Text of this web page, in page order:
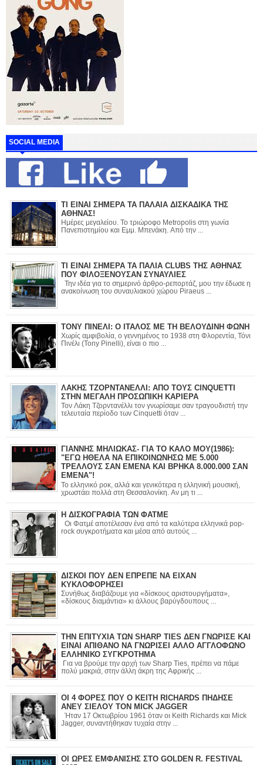
SOCIAL MEDIA
ΤΙ ΕΙΝΑΙ ΣΗΜΕΡΑ ΤΑ ΠΑΛΑΙΑ ΔΙΣΚΑΔΙΚΑ ΤΗΣ
ΑΘΗΝΑΣ!
Ημέρες μεγαλείου. Το τριώροφο Metropolis στη γωνία
Πανεπιστημίου και Εμμ. Μπενάκη. Από την ...
ΤΙ ΕΙΝΑΙ ΣΗΜΕΡΑ ΤΑ ΠΑΛΙΑ CLUBS ΤΗΣ ΑΘΗΝΑΣ
ΠΟΥ ΦΙΛΟΞΕΝΟΥΣΑΝ ΣΥΝΑΥΛΙΕΣ
Την ιδέα για το σημερινό άρθρο-ρεπορτάζ, μου την έδωσε η
ανακοίνωση του συναυλιακού χώρου Piraeus ...
ΤΟΝΥ ΠΙΝΕΛΙ: Ο ΙΤΑΛΟΣ ΜΕ ΤΗ ΒΕΛΟΥΔΙΝΗ ΦΩΝΗ
Χωρίς αμφιβολία, ο γεννημένος το 1938 στη Φλορεντία, Τόνι
Πινέλι (Tony Pinelli), είναι ο πιο ...
ΛΑΚΗΣ ΤΖΟΡΝΤΑΝΕΛΛΙ: ΑΠΟ ΤΟΥΣ CINQUETTI
ΣΤΗΝ ΜΕΓΑΛΗ ΠΡΟΣΩΠΙΚΗ ΚΑΡΙΕΡΑ
Τον Λάκη Τζορντανέλλι τον γνωρίσαμε σαν τραγουδιστή την
τελευταία περίοδο των Cinquetti όταν ...
ΓΙΑΝΝΗΣ ΜΗΛΙΩΚΑΣ- ΓΙΑ ΤΟ ΚΑΛΟ ΜΟΥ(1986):
"ΕΓΩ ΗΘΕΛΑ ΝΑ ΕΠΙΚΟΙΝΩΝΗΣΩ ΜΕ 5.000
ΤΡΕΛΛΟΥΣ ΣΑΝ ΕΜΕΝΑ ΚΑΙ ΒΡΗΚΑ 8.000.000 ΣΑΝ
ΕΜΕΝΑ"!
Το ελληνικό ροκ, αλλά και γενικότερα η ελληνική μουσική,
χρωστάει πολλά στη Θεσσαλονίκη. Αν μη τι ...
Η ΔΙΣΚΟΓΡΑΦΙΑ ΤΩΝ ΦΑΤΜΕ
Οι Φατμέ αποτέλεσαν ένα από τα καλύτερα ελληνικά pop-
rock συγκροτήματα και μέσα από αυτούς ...
ΔΙΣΚΟΙ ΠΟΥ ΔΕΝ ΕΠΡΕΠΕ ΝΑ ΕΙΧΑΝ
ΚΥΚΛΟΦΟΡΗΣΕΙ
Συνήθως διαβάζουμε για «δίσκους αριστουργήματα»,
«δίσκους διαμάντια» κι άλλους βαρύγδουπους ...
ΤΗΝ ΕΠΙΤΥΧΙΑ ΤΩΝ SHARP TIES ΔΕΝ ΓΝΩΡΙΣΕ ΚΑΙ
ΕΙΝΑΙ ΑΠΙΘΑΝΟ ΝΑ ΓΝΩΡΙΣΕΙ ΑΛΛΟ ΑΓΓΛΟΦΩΝΟ
ΕΛΛΗΝΙΚΟ ΣΥΓΚΡΟΤΗΜΑ
Για να βρούμε την αρχή των Sharp Ties, πρέπει να πάμε
πολύ μακριά, στην άλλη άκρη της Αφρικής ...
ΟΙ 4 ΦΟΡΕΣ ΠΟΥ Ο KEITH RICHARDS ΠΗΔΗΣΕ
ΑΝΕΥ ΣΙΕΛΟΥ ΤΟΝ MICK JAGGER
Ήταν 17 Οκτωβρίου 1961 όταν οι Keith Richards και Mick
Jagger, συναντήθηκαν τυχαία στην ...
ΟΙ ΩΡΕΣ ΕΜΦΑΝΙΣΗΣ ΣΤΟ GOLDEN R. FESTIVAL